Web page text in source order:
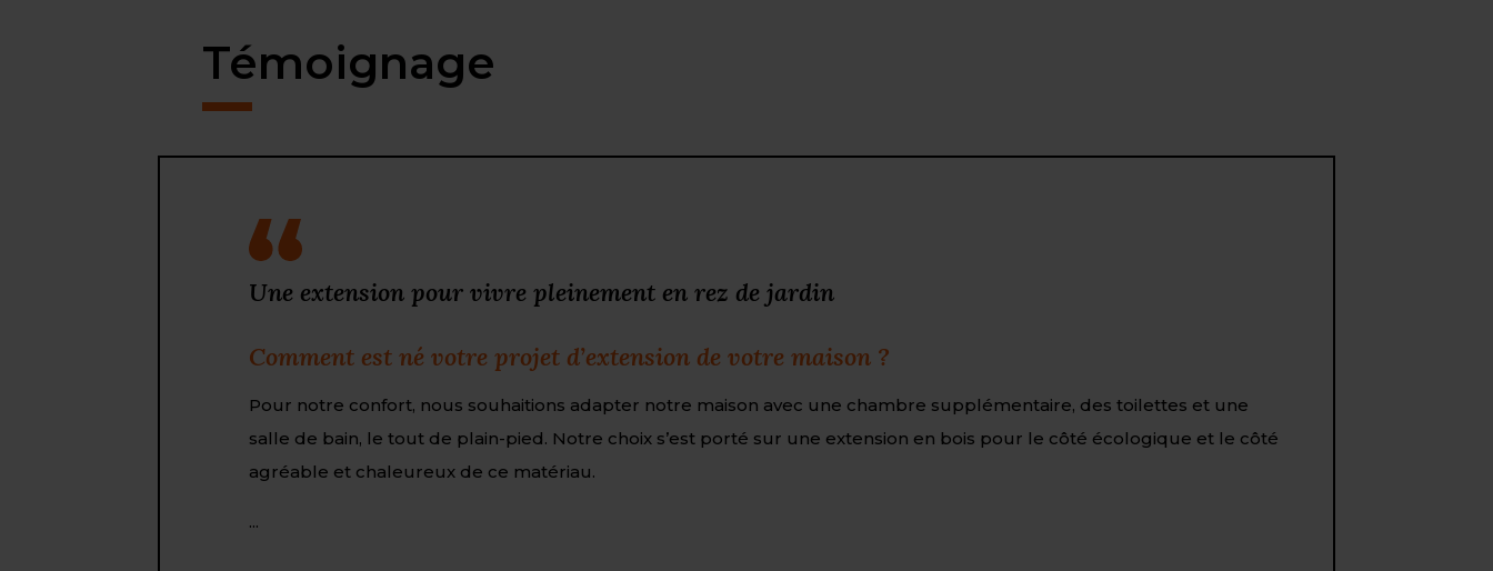
Témoignage
Une extension pour vivre pleinement en rez de jardin
Comment est né votre projet d’extension de votre maison ?
Pour notre confort, nous souhaitions adapter notre maison avec une chambre supplémentaire, des toilettes et une
salle de bain, le tout de plain-pied. Notre choix s’est porté sur une extension en bois pour le côté écologique et le côté
agréable et chaleureux de ce matériau.
...